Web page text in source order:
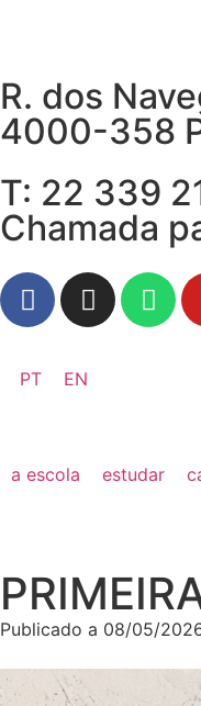
R. dos
4000-358
T: 22 339
Chamada
PT EN
a escola estudar
Publicado a 08/05/